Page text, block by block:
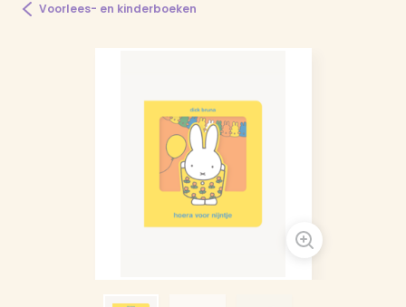
Voorlees- en kinderboeken